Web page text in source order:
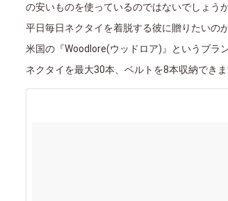
の安いものを使っているのではないでしょうか
平日毎日ネクタイを着脱する彼に贈りたいの
米国の『Woodlore(ウッドロア)』というブラ
ネクタイを最大30本、ベルトを8本収納でき